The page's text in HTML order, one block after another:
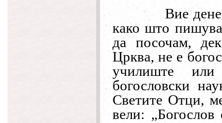
Вие
како што
да посочам,
Црква, не е
училиште или
богословски
Светите Отци,
вели: